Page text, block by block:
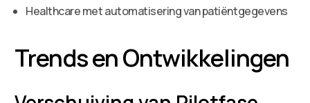
Healthcare met automatisering van patiëntgegevens
Trends en Ontwikkelingen